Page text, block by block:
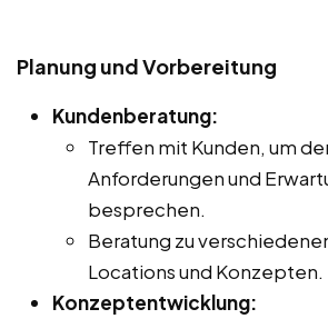
Planung und Vorbereitung
Kundenberatung:
Treffen mit Kunden, um
Anforderungen und
besprechen.
Beratung zu
Locations und Konzepten.
Konzeptentwicklung: